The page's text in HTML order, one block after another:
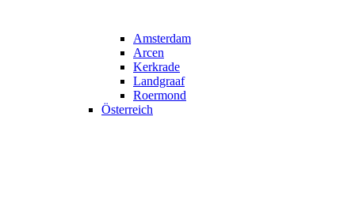
Amsterdam
Arcen
Kerkrade
Landgraaf
Roermond
Österreich